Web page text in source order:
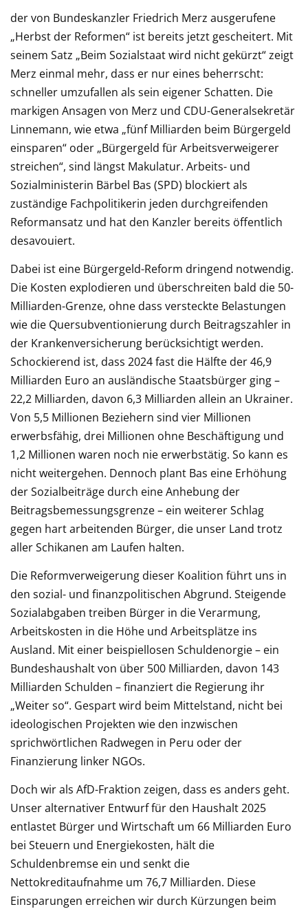
der von Bundeskanzler Friedrich Merz ausgerufene
„Herbst der Reformen“ ist bereits jetzt gescheitert. Mit
seinem Satz „Beim Sozialstaat wird nicht gekürzt“ zeigt
Merz einmal mehr, dass er nur eines beherrscht:
schneller umzufallen als sein eigener Schatten. Die
markigen Ansagen von Merz und CDU-Generalsekretär
Linnemann, wie etwa „fünf Milliarden beim Bürgergeld
einsparen“ oder „Bürgergeld für Arbeitsverweigerer
streichen“, sind längst Makulatur. Arbeits- und
Sozialministerin Bärbel Bas (SPD) blockiert als
zuständige Fachpolitikerin jeden durchgreifenden
Reformansatz und hat den Kanzler bereits öffentlich
desavouiert.
Dabei ist eine Bürgergeld-Reform dringend notwendig.
Die Kosten explodieren und überschreiten bald die 50-
Milliarden-Grenze, ohne dass versteckte Belastungen
wie die Quersubventionierung durch Beitragszahler in
der Krankenversicherung berücksichtigt werden.
Schockierend ist, dass 2024 fast die Hälfte der 46,9
Milliarden Euro an ausländische Staatsbürger ging –
22,2 Milliarden, davon 6,3 Milliarden allein an Ukrainer.
Von 5,5 Millionen Beziehern sind vier Millionen
erwerbsfähig, drei Millionen ohne Beschäftigung und
1,2 Millionen waren noch nie erwerbstätig. So kann es
nicht weitergehen. Dennoch plant Bas eine Erhöhung
der Sozialbeiträge durch eine Anhebung der
Beitragsbemessungsgrenze – ein weiterer Schlag
gegen hart arbeitenden Bürger, die unser Land trotz
aller Schikanen am Laufen halten.
Die Reformverweigerung dieser Koalition führt uns in
den sozial- und finanzpolitischen Abgrund. Steigende
Sozialabgaben treiben Bürger in die Verarmung,
Arbeitskosten in die Höhe und Arbeitsplätze ins
Ausland. Mit einer beispiellosen Schuldenorgie – ein
Bundeshaushalt von über 500 Milliarden, davon 143
Milliarden Schulden – finanziert die Regierung ihr
„Weiter so“. Gespart wird beim Mittelstand, nicht bei
ideologischen Projekten wie den inzwischen
sprichwörtlichen Radwegen in Peru oder der
Finanzierung linker NGOs.
Doch wir als AfD-Fraktion zeigen, dass es anders geht.
Unser alternativer Entwurf für den Haushalt 2025
entlastet Bürger und Wirtschaft um 66 Milliarden Euro
bei Steuern und Energiekosten, hält die
Schuldenbremse ein und senkt die
Nettokreditaufnahme um 76,7 Milliarden. Diese
Einsparungen erreichen wir durch Kürzungen beim